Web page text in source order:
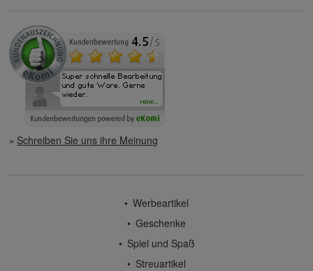
Schreiben Sie uns ihre Meinung
Werbeartikel
Geschenke
Spiel und Spaß
Streuartikel